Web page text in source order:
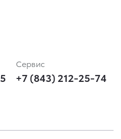
Сервис
+7 (843) 212-25-74